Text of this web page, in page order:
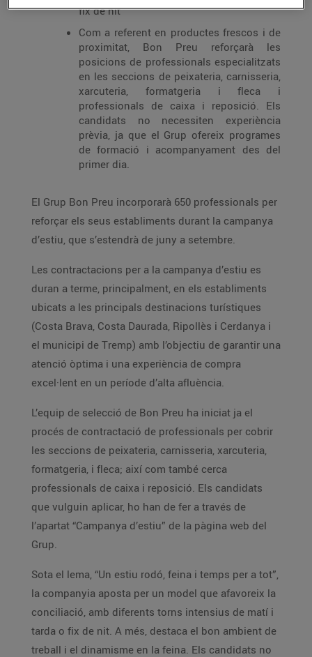
fix de nit
Com a referent en productes frescos i de
proximitat, Bon Preu reforçarà les
posicions de professionals especialitzats
en les seccions de peixateria, carnisseria,
xarcuteria, formatgeria i fleca i
professionals de caixa i reposició. Els
candidats no necessiten experiència
prèvia, ja que el Grup ofereix programes
de formació i acompanyament des del
primer dia.
El Grup Bon Preu incorporarà 650 professionals per
reforçar els seus establiments durant la campanya
d’estiu, que s’estendrà de juny a setembre.
Les contractacions per a la campanya d’estiu es
duran a terme, principalment, en els establiments
ubicats a les principals destinacions turístiques
(Costa Brava, Costa Daurada, Ripollès i Cerdanya i
el municipi de Tremp) amb l’objectiu de garantir una
atenció òptima i una experiència de compra
excel·lent en un període d’alta afluència.
L’equip de selecció de Bon Preu ha iniciat ja el
procés de contractació de professionals per cobrir
les seccions de peixateria, carnisseria, xarcuteria,
formatgeria, i fleca; així com també cerca
professionals de caixa i reposició. Els candidats
que vulguin aplicar, ho han de fer a través de
l’apartat “Campanya d’estiu” de la pàgina web del
Grup.
Sota el lema, “Un estiu rodó, feina i temps per a tot”,
la companyia aposta per un model que afavoreix la
conciliació, amb diferents torns intensius de matí i
tarda o fix de nit. A més, destaca el bon ambient de
treball i el dinamisme en la feina. Els candidats no